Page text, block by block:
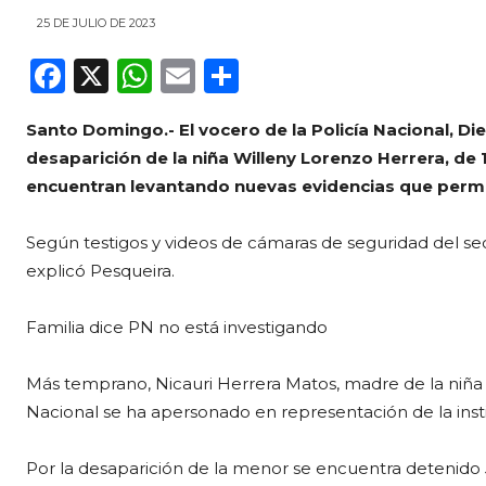
25 DE JULIO DE 2023
F
c
e
o
o
k
X
W
a
ts
p
p
E
ai
l
m
p
ti
Santo Domingo.- El vocero de la Policía Nacional,
desaparición de la niña Willeny Lorenzo Herrera,
encuentran levantando nuevas evidencias que
Según testigos y videos de cámaras de seguridad del
explicó Pesqueira.
Familia dice PN no está investigando
Más temprano, Nicauri Herrera Matos, madre de la
Nacional se ha apersonado en representación de la
Por la desaparición de la menor se encuentra